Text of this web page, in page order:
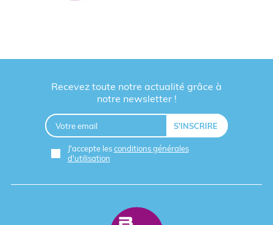
Recevez toute notre actualité grâce à
notre newsletter !
J'accepte lesconditions générales
d'utilisation